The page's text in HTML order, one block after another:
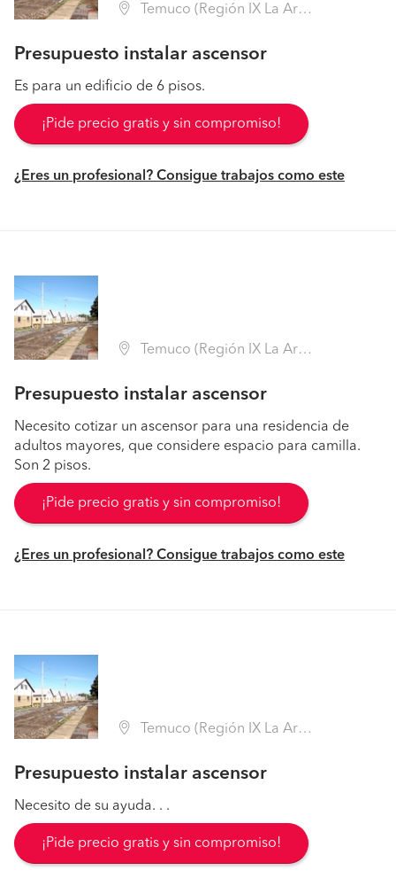
Temuco (Región IX La Araucanía - Cautín)
Presupuesto instalar ascensor
Es para un edificio de 6 pisos.
¡Pide precio gratis y sin compromiso!
¿Eres un profesional? Consigue trabajos como este
Temuco (Región IX La Araucanía - Cautín)
Presupuesto instalar ascensor
Necesito cotizar un ascensor para una residencia de
adultos mayores, que considere espacio para camilla.
Son 2 pisos.
¡Pide precio gratis y sin compromiso!
¿Eres un profesional? Consigue trabajos como este
Temuco (Región IX La Araucanía - Cautín)
Presupuesto instalar ascensor
Necesito de su ayuda. . .
¡Pide precio gratis y sin compromiso!